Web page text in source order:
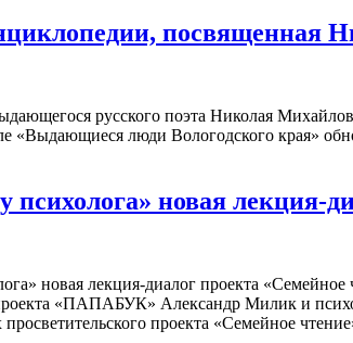
посвященная
русского поэта Николая
«Выдающиеся люди Вологодского края»
психолога» новая лекция-
«ПАПАБУК» Александр Милик и
просветительского проекта «Семейное